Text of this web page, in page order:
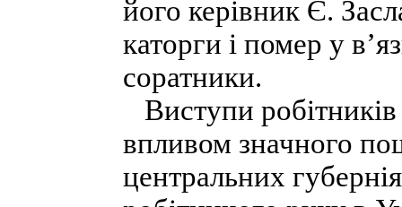
його керівник Є.
каторги і помер у
соратники.
Виступи
впливом значного
центральних